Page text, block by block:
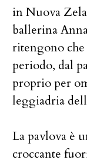
in Nuova
ballerina
ritengono che
periodo, dal
proprio per
leggiadria
La pavlova è
croccante